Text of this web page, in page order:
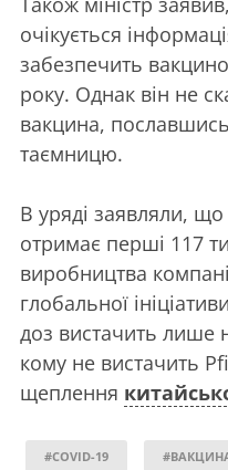
очікується
забезпечить
року. Однак він не
вакцина,
таємницю.
В уряді заявляли,
отримає перші 117
виробництва
глобальної
доз вистачить лише
кому не вистачить
щеплення
#COVID-19